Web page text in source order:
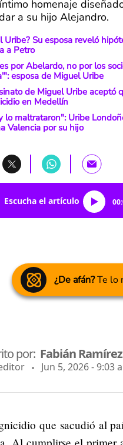
homenaje
a su hijo Alejandro.
Uribe? Su esposa reveló
a Petro
por Abelardo, no por los
esposa de Miguel Uribe
de Miguel Uribe aceptó
en Medellín
lo maltrataron": Uribe
Valencia por su hijo
Escucha el artículo
¿De afán?Te lo
por: Fabián Ramírez
Jun 5, 2026 - 9:03
que sacudió al